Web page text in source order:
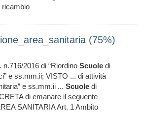
ricambio
(75%)
2016 di “Riordino Scuole di
e ss.mm.ii; VISTO ... di attività
e ss.mm.ii ... Scuole di
di emanare il seguente
SANITARIA Art. 1 Ambito